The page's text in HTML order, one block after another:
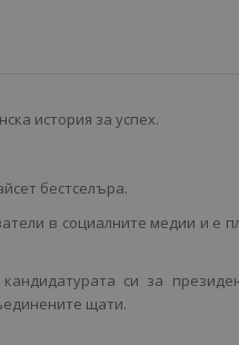
история за успех.
бестселъра.
в социалните медии и е
си за
щати.